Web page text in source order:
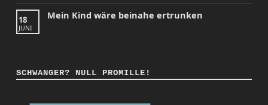
18
JUNI
Mein Kind wäre beinahe ertrunken
SCHWANGER? NULL PROMILLE!